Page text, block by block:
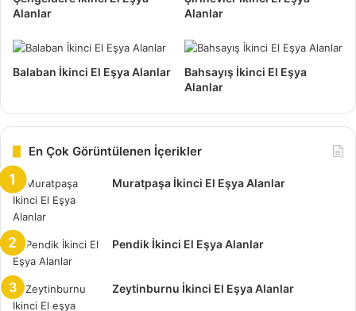
de evindeki boş yerler olarak görülüyor. Kullanmak
alanlara kavuşmak mümkündür.
Temiz ve kaliteli eşyalara sahip olmak için, büyük
mağazaların fırsat ürünlerini yada kampanyaları beklemeye
gerek yok. İkinci el eşya sektörün malzemelerini takip
etmek sureti ile birlikte bu konuda bir fırsata sahip
olabilirsiniz.
Alanlar
Alanlar
Balaban İkinci El Eşya Alanlar
Bahsayış İkinci El Eşya
Alanlar
En Çok Görüntülenen İçerikler
Muratpaşa İkinci El Eşya Alanlar
Pendik İkinci El Eşya Alanlar
Zeytinburnu İkinci El Eşya Alanlar